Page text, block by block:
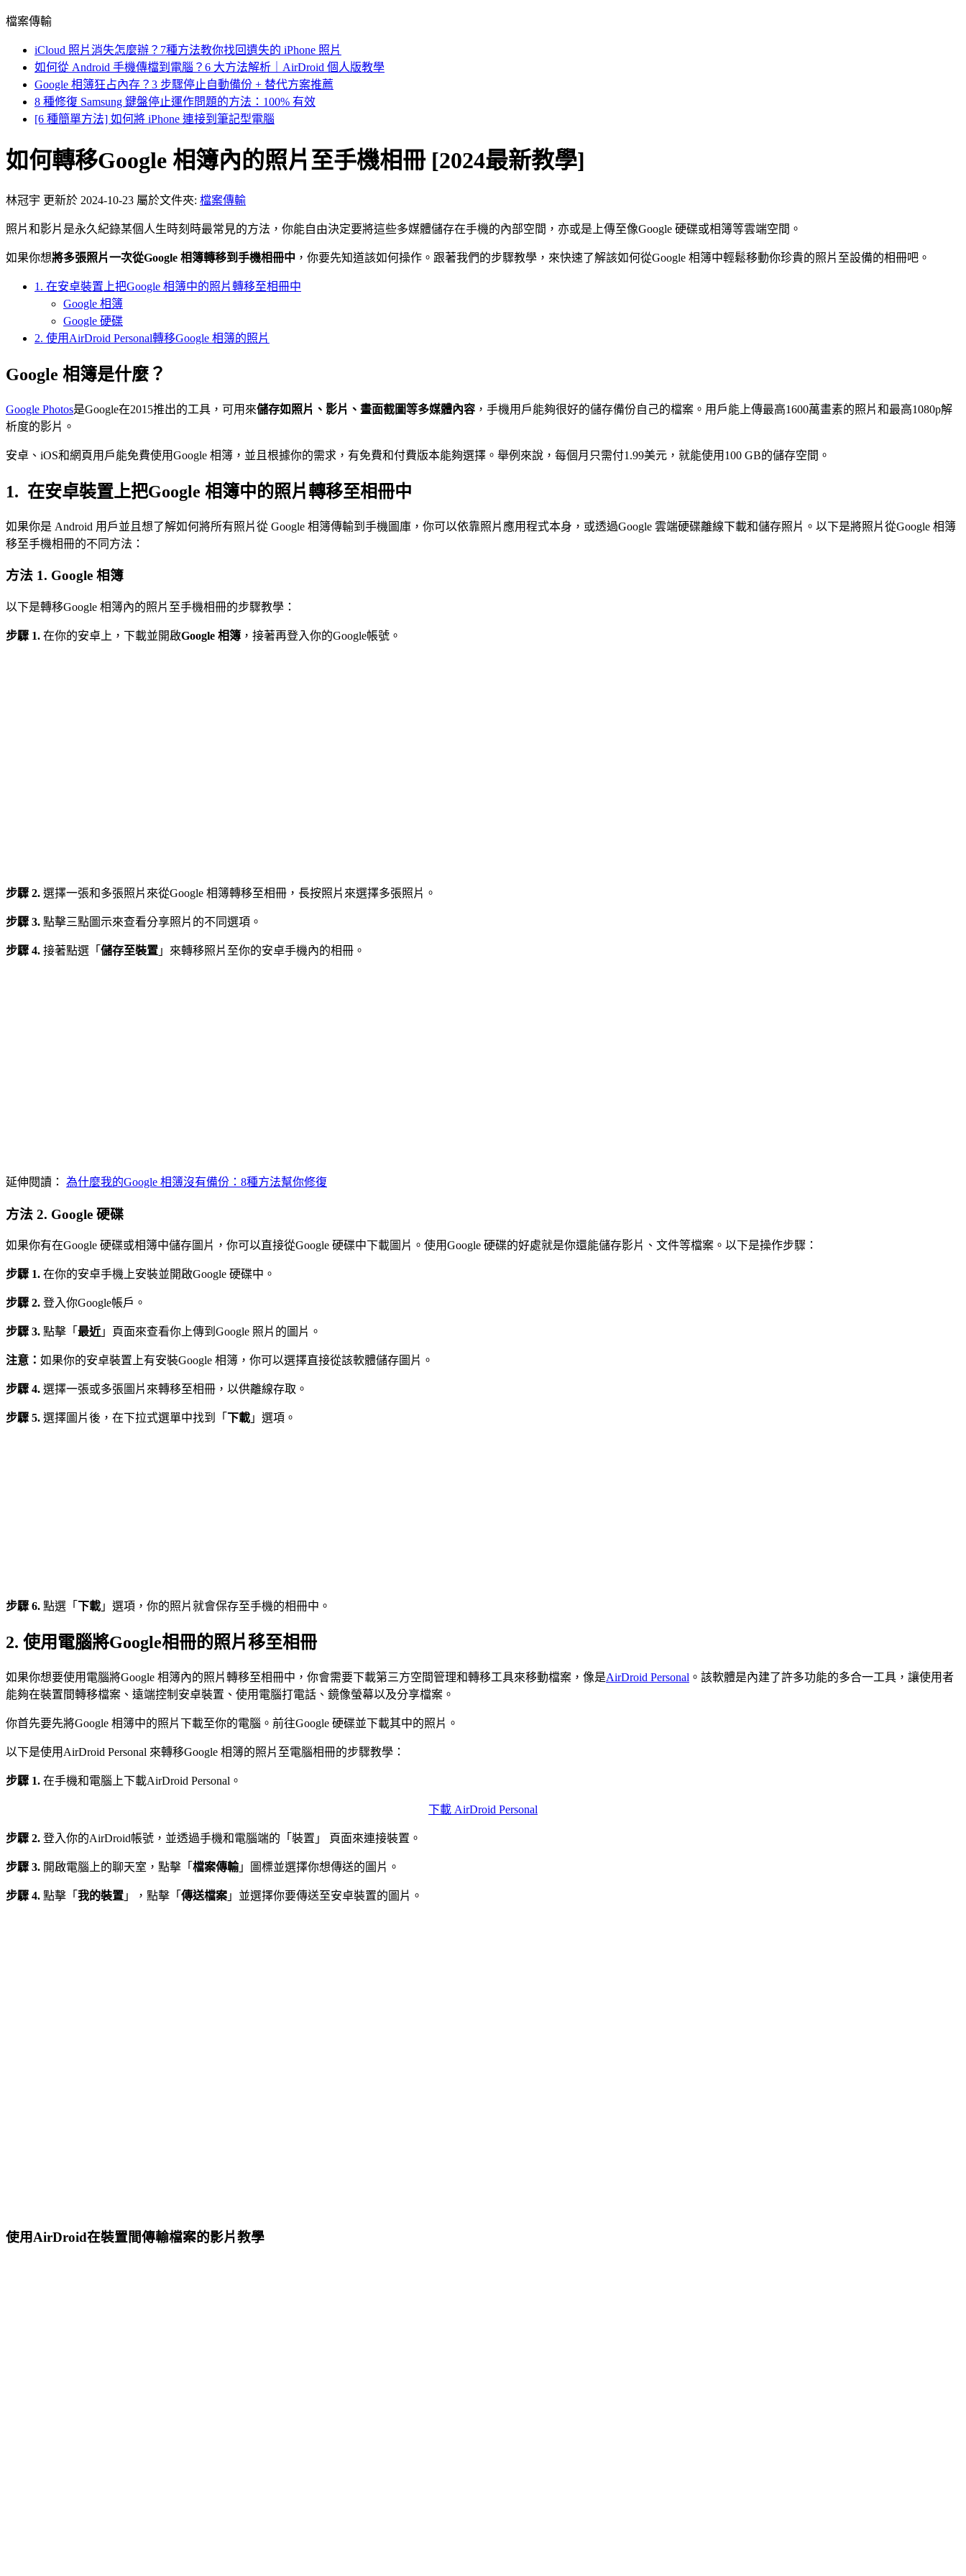
檔案傳輸
iCloud 照片消失怎麼辦？7種方法教你找回遺失的 iPhone 照片
如何從 Android 手機傳檔到電腦？6 大方法解析｜AirDroid 個人版教學
Google 相簿狂占內存？3 步驟停止自動備份 + 替代方案推薦
8 種修復 Samsung 鍵盤停止運作問題的方法：100% 有效
[6 種簡單方法] 如何將 iPhone 連接到筆記型電腦
如何轉移Google 相簿內的照片至手機相冊 [2024最新教學]
林冠宇 更新於 2024-10-23 屬於文件夾: 檔案傳輸
照片和影片是永久紀錄某個人生時刻時最常見的方法，你能自由決定要將這些多媒體儲存在手機的內部空間，亦或是上傳至像Google 硬碟或相簿等雲端空間。
如果你想將多張照片一次從Google 相簿轉移到手機相冊中 ，你要先知道該如何操作。跟著我們的步驟教學，來快速了解該如何從Google 相簿中輕鬆移動你珍貴的照片至設備的相冊吧。
1. 在安卓裝置上把Google 相簿中的照片轉移至相冊中
Google 相簿
Google 硬碟
2. 使用AirDroid Personal轉移Google 相簿的照片
Google 相簿是什麼？
Google Photos是Google在2015推出的工具，可用來儲存如照片、影片、畫面截圖等多媒體內容 ，手機用戶能夠很好的儲存備份自己的檔案。用戶能上傳最高1600萬畫素的照片和最高1080p解
析度的影片。
安卓、iOS和網頁用戶能免費使用Google 相簿，並且根據你的需求，有免費和付費版本能夠選擇。舉例來說，每個月只需付1.99美元，就能使用100 GB的儲存空間。
1. 在安卓裝置上把Google 相簿中的照片轉移至相冊中
如果你是 Android 用戶並且想了解如何將所有照片從 Google 相簿傳輸到手機圖庫，你可以依靠照片應用程式本身，或透過Google 雲端硬碟離線下載和儲存照片。以下是將照片從Google 相簿
移至手機相冊的不同方法：
方法 1. Google 相簿
以下是轉移Google 相簿內的照片至手機相冊的步驟教學：
步驟 1. 在你的安卓上，下載並開啟Google 相簿 ，接著再登入你的Google帳號。
步驟 2. 選擇一張和多張照片來從Google 相簿轉移至相冊，長按照片來選擇多張照片。
步驟 3. 點擊三點圖示來查看分享照片的不同選項。
步驟 4. 接著點選「 儲存至裝置 」來轉移照片至你的安卓手機內的相冊。
延伸閱讀： 為什麼我的Google 相簿沒有備份：8種方法幫你修復
方法 2. Google 硬碟
如果你有在Google 硬碟或相簿中儲存圖片，你可以直接從Google 硬碟中下載圖片。使用Google 硬碟的好處就是你還能儲存影片、文件等檔案。以下是操作步驟：
步驟 1. 在你的安卓手機上安裝並開啟Google 硬碟中。
步驟 2. 登入你Google帳戶。
步驟 3. 點擊「 最近 」頁面來查看你上傳到Google 照片的圖片。
注意： 如果你的安卓裝置上有安裝Google 相簿，你可以選擇直接從該軟體儲存圖片。
步驟 4. 選擇一張或多張圖片來轉移至相冊，以供離線存取。
步驟 5. 選擇圖片後，在下拉式選單中找到「 下載 」選項。
步驟 6. 點選「 下載 」選項，你的照片就會保存至手機的相冊中。
2. 使用電腦將Google相冊的照片移至相冊
如果你想要使用電腦將Google 相簿內的照片轉移至相冊中，你會需要下載第三方空間管理和轉移工具來移動檔案，像是AirDroid Personal 。該軟體是內建了許多功能的多合一工具，讓使用者
能夠在裝置間轉移檔案、遠端控制安卓裝置、使用電腦打電話、鏡像螢幕以及分享檔案。
你首先要先將Google 相簿中的照片下載至你的電腦。前往Google 硬碟並下載其中的照片。
以下是使用AirDroid Personal 來轉移Google 相簿的照片至電腦相冊的步驟教學：
步驟 1. 在手機和電腦上下載AirDroid Personal。
下載 AirDroid Personal
步驟 2. 登入你的AirDroid帳號，並透過手機和電腦端的「裝置」 頁面來連接裝置。
步驟 3. 開啟電腦上的聊天室，點擊「 檔案傳輸」圖標並選擇你想傳送的圖片。
步驟 4. 點擊「 我的裝置 」，點擊「 傳送檔案 」並選擇你要傳送至安卓裝置的圖片。
使用AirDroid在裝置間傳輸檔案的影片教學